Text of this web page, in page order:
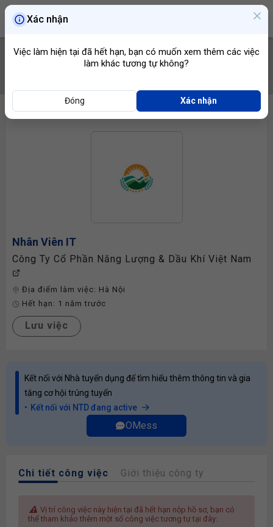
Nhân Viên IT
Công Ty Cổ Phần Năng Lượng & Dầu Khí Việt Nam
Địa điểm làm việc: Hà Nội
Hết hạn: 1 năm trước
Lưu việc
Kết nối với Nhà tuyển dụng để tìm hiểu thêm thông tin và gia
tăng cơ hội trúng tuyển
Kết nối với NTD đang active
OMess
Chi tiết công việc Giới thiệu công ty
Vị trí công việc này hiện tại đã hết hạn nộp hồ sơ, bạn có
thể tham khảo thêm một số công việc tương tự tại đây:
Xác nhận
Việc làm hiện tại đã hết hạn, bạn có muốn xem thêm các việc
làm khác tương tự không?
Đóng Xác nhận